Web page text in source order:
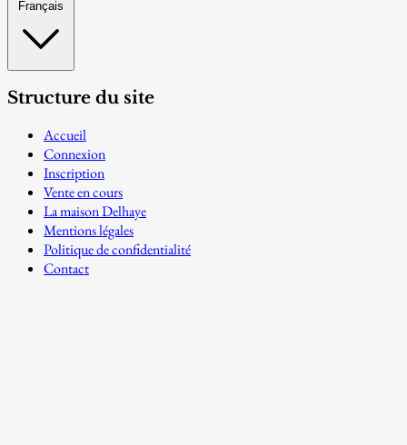
Français
Structure du site
Accueil
Connexion
Inscription
Vente en cours
La maison Delhaye
Mentions légales
Politique de confidentialité
Contact